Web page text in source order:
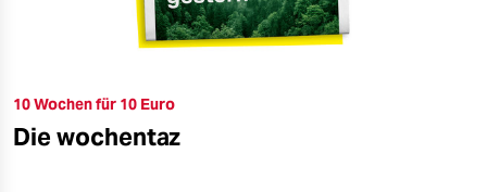
10 Wochen für 10 Euro
Die wochentaz